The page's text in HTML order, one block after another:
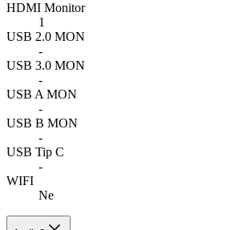
HDMI Monitor
1
USB 2.0 MON
-
USB 3.0 MON
-
USB A MON
-
USB B MON
-
USB Tip C
-
WIFI
Ne